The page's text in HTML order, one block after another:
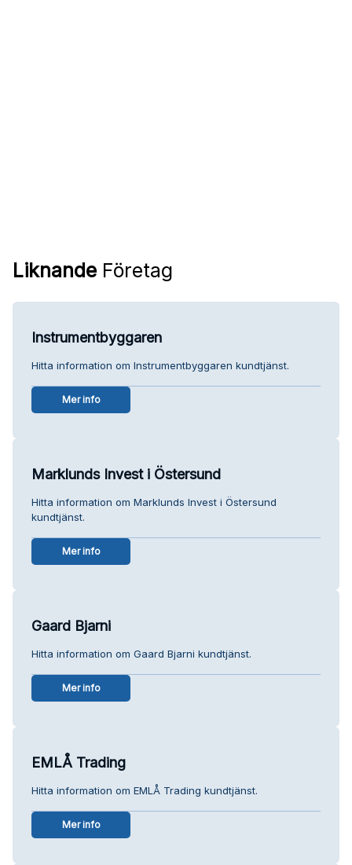
Liknande Företag
Instrumentbyggaren
Hitta information om Instrumentbyggaren kundtjänst.
Mer info
Marklunds Invest i Östersund
Hitta information om Marklunds Invest i Östersund
kundtjänst.
Mer info
Gaard Bjarni
Hitta information om Gaard Bjarni kundtjänst.
Mer info
EMLÅ Trading
Hitta information om EMLÅ Trading kundtjänst.
Mer info